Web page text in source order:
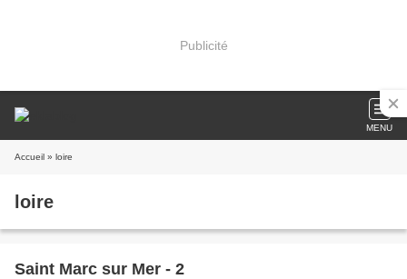
Publicité
MENU
Accueil » loire
loire
Saint Marc sur Mer - 2